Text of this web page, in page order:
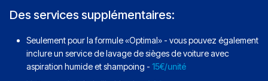
Des services supplémentaires:
Seulement pour la formule «Optimal» - vous pouvez également
inclure un service de lavage de sièges de voiture avec
aspiration humide et shampoing - 15€/unité